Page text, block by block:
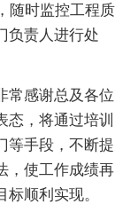
随时监控工程质
负责人进行处
常感谢总及各位
态，将通过培训
等手段，不断提
，使工作成绩再
标顺利实现。